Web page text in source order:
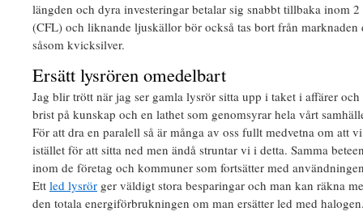
längden och dyra investeringar betalar sig snabbt tillbaka inom
(CFL) och liknande ljuskällor bör också tas bort från
såsom kvicksilver.
Ersätt lysrören omedelbart
Jag blir trött när jag ser gamla lysrör sitta upp i taket i affärer
brist på kunskap och en lathet som genomsyrar hela vårt
För att dra en paralell så är många av oss fullt medvetna om att
istället för att sitta ned men ändå struntar vi i detta. Samma
inom de företag och kommuner som fortsätter med
Ett led lysrör ger väldigt stora besparingar och man kan räkna
den totala energiförbrukningen om man ersätter led med